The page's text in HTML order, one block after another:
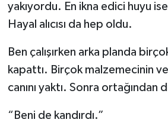
yakıyordu. En ikna edici huyu
Hayal alıcısı da hep oldu.
Ben çalışırken arka planda
kapattı. Birçok malzemecinin
canını yaktı. Sonra ortağından
“Beni de kandırdı.”